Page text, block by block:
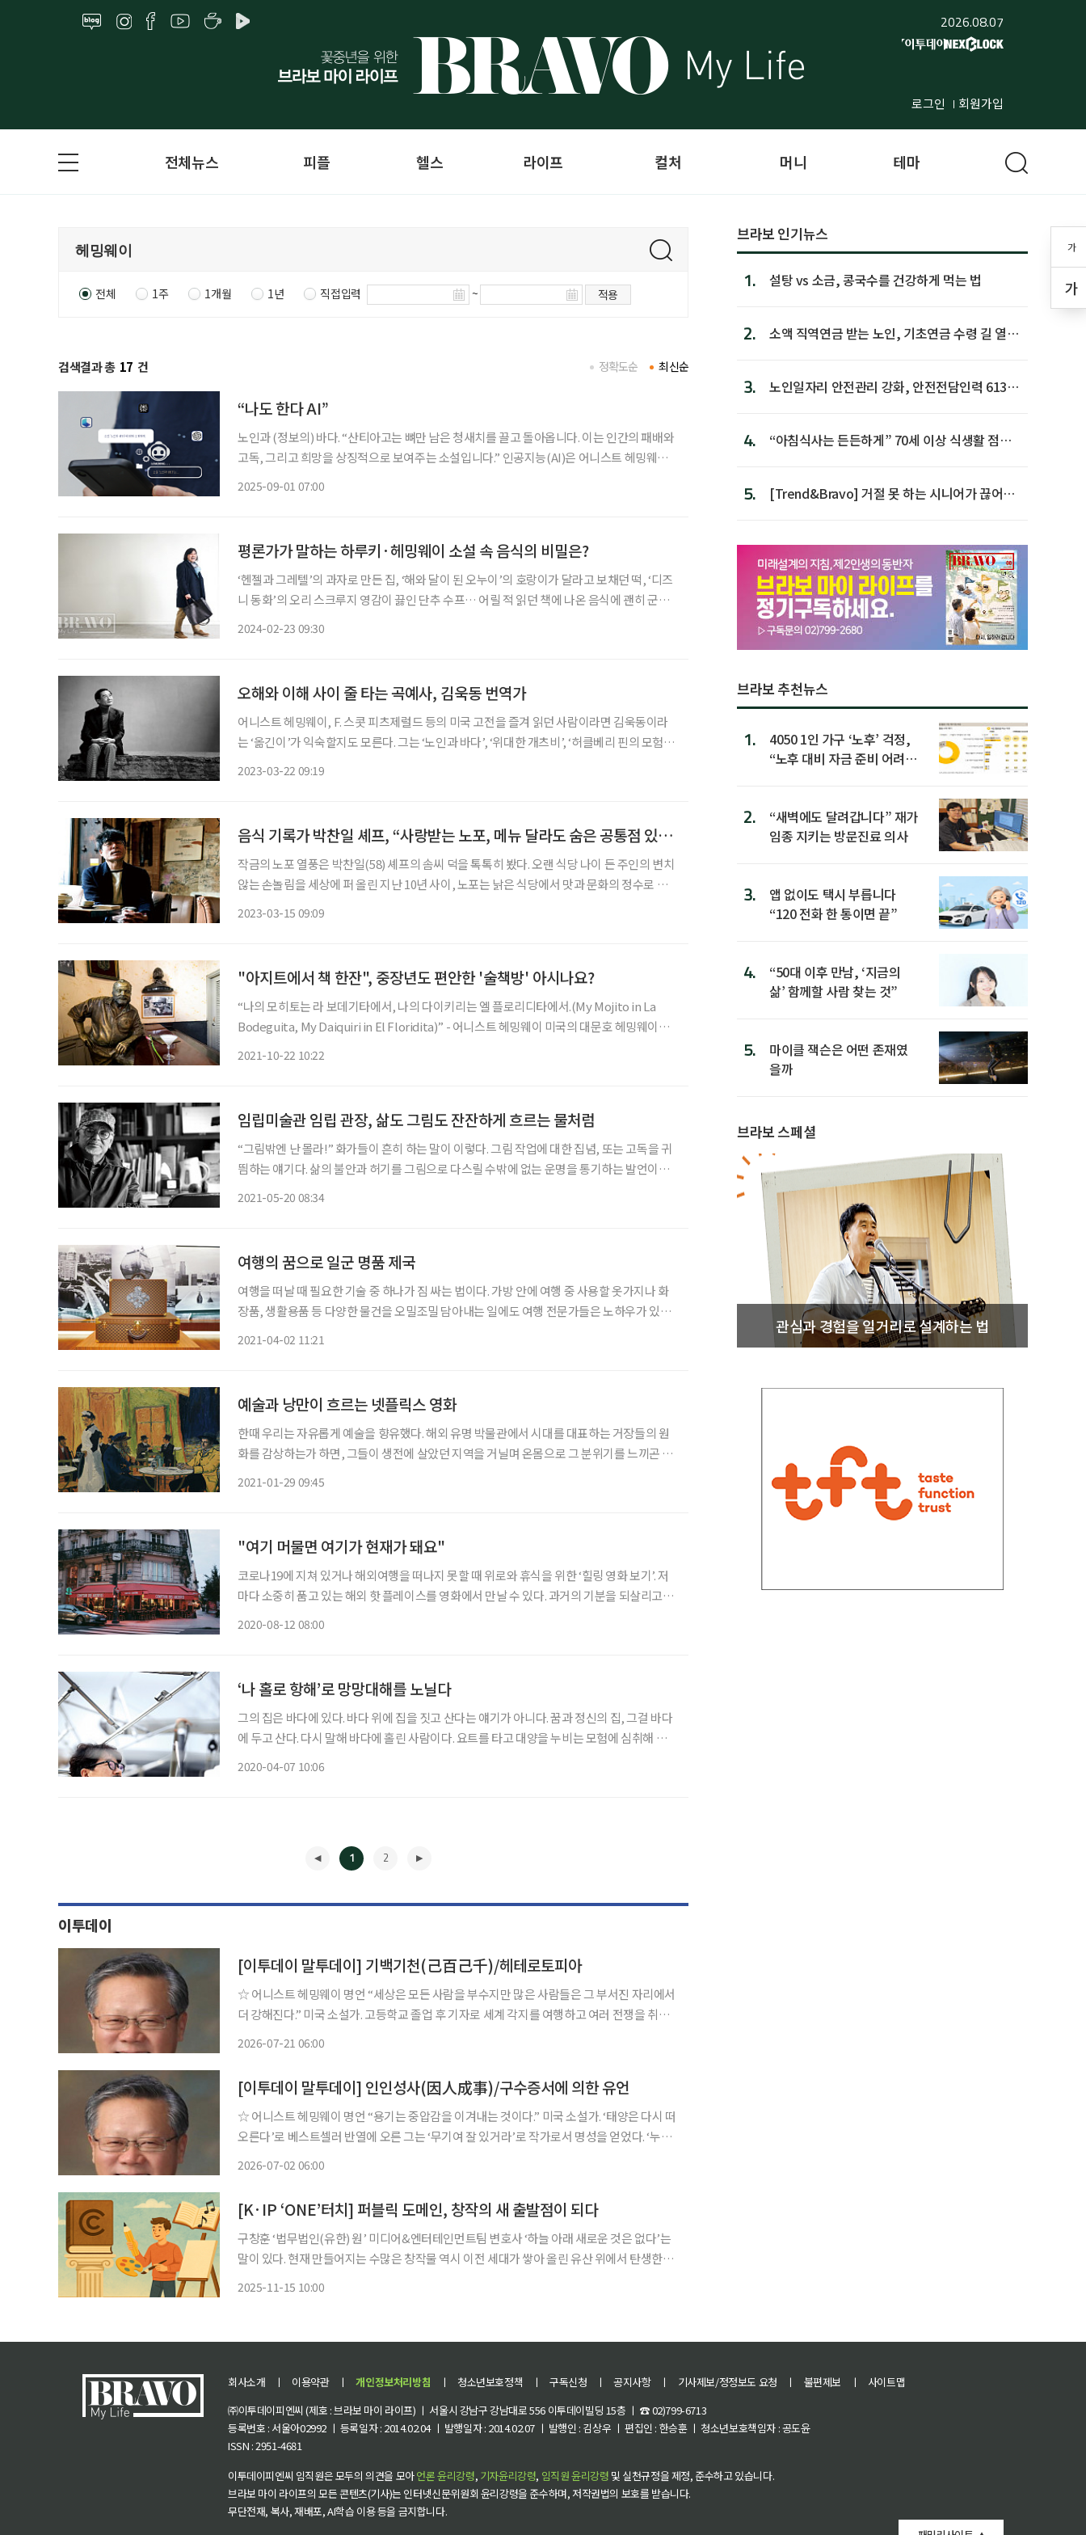
2026.08.07
로그인 회원가입
가
가
전체뉴스 피플 헬스 라이프 컬처 머니 테마
전체 1주 1개월 1년 직접입력 ~ 적용
검색결과 총 17 건 최신순
정확도순
“나도 한다 AI”
노인과 (정보의) 바다. “산티아고는 뼈만 남은 청새치를 끌고 돌아옵니다. 이는 인간의 패배와
고독, 그리고 희망을 상징적으로 보여주는 소설입니다.” 인공지능(AI)은 어니스트 헤밍웨이
2025-09-01 07:00
평론가가 말하는 하루키·헤밍웨이 소설 속 음식의 비밀은?
‘헨젤과 그레텔’의 과자로 만든 집, ‘해와 달이 된 오누이’의 호랑이가 달라고 보채던 떡, ‘디즈
니 동화’의 오리 스크루지 영감이 끓인 단추 수프… 어릴 적 읽던 책에 나온 음식에 괜히 군침
2024-02-23 09:30
오해와 이해 사이 줄 타는 곡예사, 김욱동 번역가
어니스트 헤밍웨이, F. 스콧 피츠제럴드 등의 미국 고전을 즐겨 읽던 사람이라면 김욱동이라
는 ‘옮긴이’가 익숙할지도 모른다. 그는 ‘노인과 바다’, ‘위대한 개츠비’, ‘허클베리 핀의 모험’,
2023-03-22 09:19
음식 기록가 박찬일 셰프, “사랑받는 노포, 메뉴 달라도 숨은 공통점 있어”
작금의 노포 열풍은 박찬일(58) 셰프의 솜씨 덕을 톡톡히 봤다. 오랜 식당 나이 든 주인의 변치
않는 손놀림을 세상에 퍼 올린 지난 10년 사이, 노포는 낡은 식당에서 맛과 문화의 정수로 변
2023-03-15 09:09
"아지트에서 책 한잔", 중장년도 편안한 '술책방' 아시나요?
“나의 모히토는 라 보데기타에서, 나의 다이키리는 엘 플로리디타에서.(My Mojito in La
Bodeguita, My Daiquiri in El Floridita)” - 어니스트 헤밍웨이 미국의 대문호 헤밍웨이는
2021-10-22 10:22
임립미술관 임립 관장, 삶도 그림도 잔잔하게 흐르는 물처럼
“그림밖엔 난 몰라!” 화가들이 흔히 하는 말이 이렇다. 그림 작업에 대한 집념, 또는 고독을 귀
띔하는 얘기다. 삶의 불안과 허기를 그림으로 다스릴 수밖에 없는 운명을 통기하는 발언이기
2021-05-20 08:34
여행의 꿈으로 일군 명품 제국
여행을 떠날 때 필요한 기술 중 하나가 짐 싸는 법이다. 가방 안에 여행 중 사용할 옷가지나 화
장품, 생활용품 등 다양한 물건을 오밀조밀 담아내는 일에도 여행 전문가들은 노하우가 있다.
2021-04-02 11:21
예술과 낭만이 흐르는 넷플릭스 영화
한때 우리는 자유롭게 예술을 향유했다. 해외 유명 박물관에서 시대를 대표하는 거장들의 원
화를 감상하는가 하면, 그들이 생전에 살았던 지역을 거닐며 온몸으로 그 분위기를 느끼곤 했
2021-01-29 09:45
"여기 머물면 여기가 현재가 돼요"
코로나19에 지쳐 있거나 해외여행을 떠나지 못할 때 위로와 휴식을 위한 ‘힐링 영화 보기’. 저
마다 소중히 품고 있는 해외 핫 플레이스를 영화에서 만날 수 있다. 과거의 기분을 되살리고 감
2020-08-12 08:00
‘나 홀로 항해’로 망망대해를 노닐다
그의 집은 바다에 있다. 바다 위에 집을 짓고 산다는 얘기가 아니다. 꿈과 정신의 집, 그걸 바다
에 두고 산다. 다시 말해 바다에 홀린 사람이다. 요트를 타고 대양을 누비는 모험에 심취해 달
2020-04-07 10:06
1 2
이투데이
[이투데이 말투데이] 기백기천(己百己千)/헤테로토피아
☆ 어니스트 헤밍웨이 명언 “세상은 모든 사람을 부수지만 많은 사람들은 그 부서진 자리에서
더 강해진다.” 미국 소설가. 고등학교 졸업 후 기자로 세계 각지를 여행하고 여러 전쟁을 취재
2026-07-21 06:00
[이투데이 말투데이] 인인성사(因人成事)/구수증서에 의한 유언
☆ 어니스트 헤밍웨이 명언 “용기는 중압감을 이겨내는 것이다.” 미국 소설가. ‘태양은 다시 떠
오른다’로 베스트셀러 반열에 오른 그는 ‘무기여 잘 있거라’로 작가로서 명성을 얻었다. ‘누구
2026-07-02 06:00
[K·IP ‘ONE’터치] 퍼블릭 도메인, 창작의 새 출발점이 되다
구창훈 ‘법무법인(유한) 원’ 미디어&엔터테인먼트팀 변호사 ‘하늘 아래 새로운 것은 없다’는
말이 있다. 현재 만들어지는 수많은 창작물 역시 이전 세대가 쌓아 올린 유산 위에서 탄생한다.
2025-11-15 10:00
브라보 인기뉴스
1. 설탕 vs 소금, 콩국수를 건강하게 먹는 법
2.
소액 직역연금 받는 노인, 기초연금 수령 길 열린
3.
노인일자리 안전관리 강화, 안전전담인력 613명
4.
“아침식사는 든든하게” 70세 이상 식생활 점수
5.
[Trend&Bravo] 거절 못 하는 시니어가 끊어야
브라보 추천뉴스
1.
4050 1인 가구 ‘노후’ 걱정,
“노후 대비 자금 준비 어려
2.
“새벽에도 달려갑니다” 재가
임종 지키는 방문진료 의사
3.
앱 없이도 택시 부릅니다
“120 전화 한 통이면 끝”
4.
“50대 이후 만남, ‘지금의
삶’ 함께할 사람 찾는 것”
5.
마이클 잭슨은 어떤 존재였
을까
브라보 스페셜
관심과 경험을 일거리로 설계하는 법
회사소개 ㅣ 이용약관 ㅣ 개인정보처리방침 ㅣ 청소년보호정책 ㅣ 구독신청 ㅣ 공지사항 ㅣ 기사제보/정정보도 요청 ㅣ 불편제보 ㅣ
사이트맵
㈜이투데이피엔씨 (제호 : 브라보 마이 라이프) ㅣ 서울시 강남구 강남대로 556 이투데이빌딩 15층 ㅣ ☎ 02)799-6713
등록번호 : 서울아02992 ㅣ 등록일자 : 2014.02.04 ㅣ 발행일자 : 2014.02.07 ㅣ 발행인 : 김상우 ㅣ 편집인 : 한승훈 ㅣ 청소년보호책임자 : 공도윤
ISSN : 2951-4681
이투데이피엔씨 임직원은 모두의 의견을 모아언론 윤리강령, 기자윤리강령, 임직원 윤리강령 및 실천규정을 제정, 준수하고 있습니다.
브라보 마이 라이프의 모든 콘텐츠(기사)는 인터넷신문위원회 윤리강령을 준수하며, 저작권법의 보호를 받습니다.
무단전재, 복사, 재배포, AI학습 이용 등을 금지합니다.